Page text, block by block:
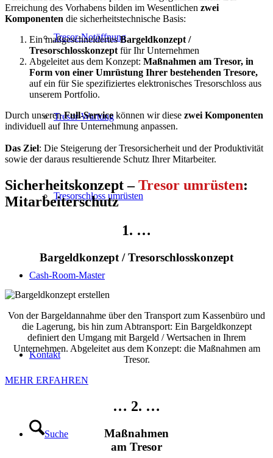
Tresor-Notöffnung
Tresor-Wartung
Tresorschloss umrüsten
Cash-Room-Master
Kontakt
Suche
Erreichung des Vorhabens bilden im Wesentlichen zwei
Komponenten die sicherheitstechnische Basis:
Ein maßgeschneidertesBargeldkonzept /
Tresorschlosskonzept für Ihr Unternehmen
Abgeleitet aus dem Konzept: Maßnahmen am Tresor, in
Form von einer Umrüstung Ihrer bestehenden Tresore,
auf ein für Sie spezifiziertes elektronisches Tresorschloss aus
unserem Portfolio.
Durch unserenFull-Servicekönnen wir diese zwei Komponenten
individuell auf Ihre Unternehmung anpassen.
Das Ziel: Die Steigerung der Tresorsicherheit und der Produktivität
sowie der daraus resultierende Schutz Ihrer Mitarbeiter.
Sicherheitskonzept –Tresor umrüsten:
Mitarbeiterschutz
1. …
Bargeldkonzept / Tresorschlosskonzept
Von der Bargeldannahme über den Transport zum Kassenbüro und
die Lagerung, bis hin zum Abtransport: Ein Bargeldkonzept
definiert den Umgang mit Bargeld / Wertsachen in Ihrem
Unternehmen. Abgeleitet aus dem Konzept: die Maßnahmen am
Tresor.
MEHR ERFAHREN
… 2. …
Maßnahmen
am Tresor